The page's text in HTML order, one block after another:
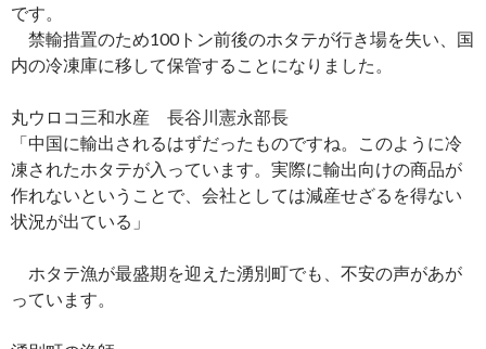
です。
禁輸措置のため100トン前後のホタテが行き場を失い、国
内の冷凍庫に移して保管することになりました。
丸ウロコ三和水産 長谷川憲永部長
「中国に輸出されるはずだったものですね。このように冷
凍されたホタテが入っています。実際に輸出向けの商品が
作れないということで、会社としては減産せざるを得ない
状況が出ている」
ホタテ漁が最盛期を迎えた湧別町でも、不安の声があが
っています。